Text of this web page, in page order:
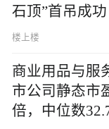
石顶”首吊成功
楼上楼
商业用品与服
市公司静态市
倍，中位数